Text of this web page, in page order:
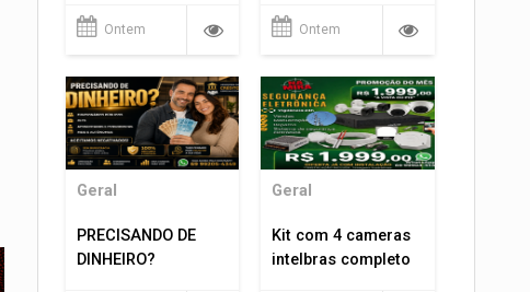
Ontem Ontem
Geral
PRECISANDO DE
DINHEIRO?
Geral
Kit com 4 cameras
intelbras completo